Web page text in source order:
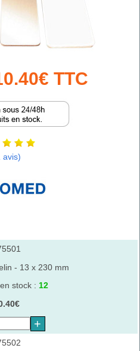
TTC
avis)
- 13 x 230 mm
stock : 12
+